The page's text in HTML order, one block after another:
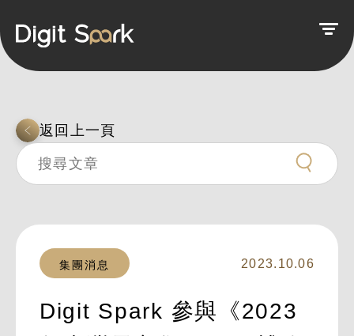
返回上一頁
集團消息 2023.10.06
Digit Spark 參與《2023